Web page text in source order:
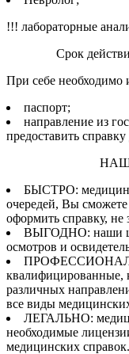
!!! лабораторные
Срок
При себе
паспорт;
направление из
предоставить
БЫСТРО:
очередей, Вы сможете
оформить справку, не
ВЫГОДНО: наши
осмотров и
квалифицированные,
различных
все виды
ЛЕГАЛЬНО:
необходимые
медицинских справок.